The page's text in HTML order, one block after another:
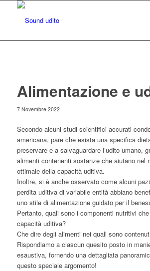
Alimentazione e
7 Novembre 2022
Secondo alcuni studi scientifici accurati
americana, pare che esista una specifica
preservare e a salvaguardare l’udito umano,
alimenti contenenti sostanze che aiutano nel
ottimale della capacità uditiva.
Inoltre, si è anche osservato come alcuni
perdita uditiva di variabile entità abbiano
uno stile di alimentazione guidato per il
Pertanto, quali sono i componenti nutritivi
capacità uditiva?
Che dire degli alimenti nei quali sono
Rispondiamo a ciascun quesito posto in
esaustiva, fornendo una dettagliata
questo speciale argomento!